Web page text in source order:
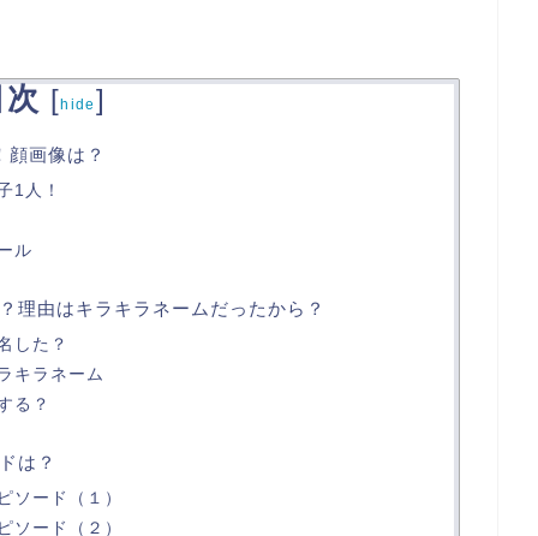
[hide ]
画像は？
1人！
ル
理由はキラキラネームだったから？
した？
キラネーム
る？
は？
ソード（１）
ソード（２）